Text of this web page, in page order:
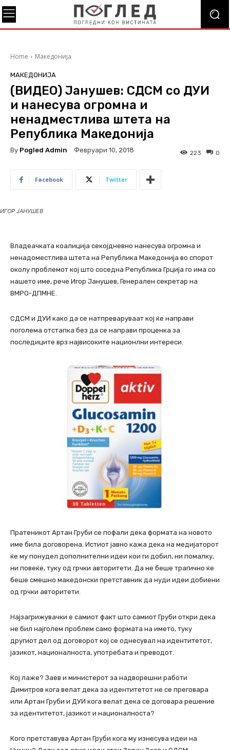
Home Македонија
МАКЕДОНИЈА
(ВИДЕО) Јанушев: СДСМ со ДУИ
и нанесува огромна и
ненадместлива штета на
Република Македонија
By Pogled Admin Февруари 10, 2018 0
223
Facebook Twitter
ИГОР ЈАНУШЕВ
Владеачката коалиција секојдневно нанесува огромна и
ненадоместлива штета на Република Македонија во спорот
околу проблемот кој што соседна Република Грција го има со
нашето име, рече Игор Јанушев, Генерален секретар на
ВМРО-ДПМНЕ.
СДСМ и ДУИ како да се натпреваруваат кој ќе направи
поголема отстапка без да се направи проценка за
последиците врз највисоките национлни интереси.
Пратеникот Артан Груби се пофали дека формата на новото
име била договорена. Истиот јавно кажа дека на медијаторот
ќе му понудел дополнителни идеи кои ги добил, ни помалку,
ни повеќе, туку од грчки авторитети. Да не беше трагично ќе
беше смешно македонски претставник да нуди идеи добиени
од грчки авторитети.
Најзагрижувачки е самиот факт што самиот Груби откри дека
не бил најголем проблем само формата на името, туку
другиот дел од договорот кој се однесувал на идентитетот,
јазикот, националноста, употребата и преводот.
Кој лаже? Заев и министерот за надворешни работи
Димитров кога велат дека за идентитетот не се преговара
или Артан Груби и ДУИ кога велат дека се договара решение
за идентитетот, јазикот и националноста?
Кого претставува Артан Груби кога му изнесува идеи на